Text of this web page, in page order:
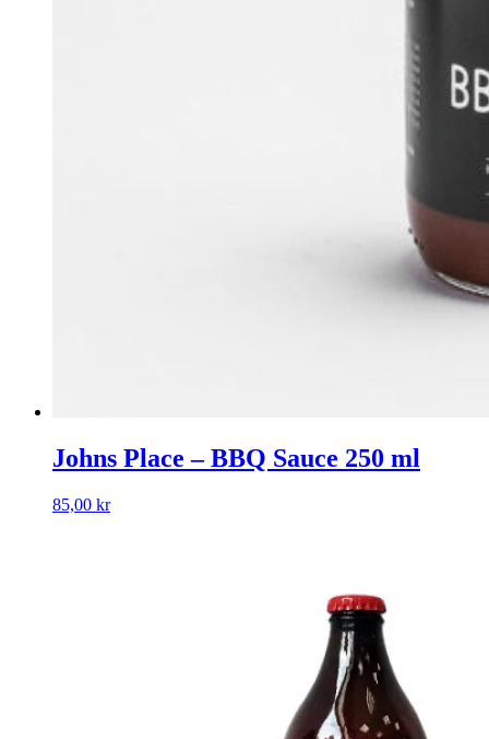
Johns Place – BBQ Sauce 250 ml
85,00 kr